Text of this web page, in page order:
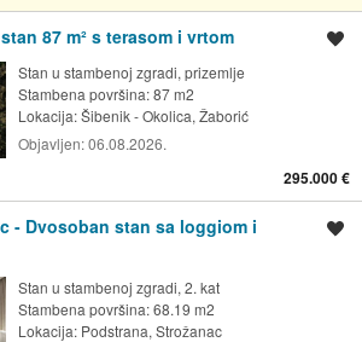
87 m² s terasom i vrtom
Stan u stambenoj zgradi, prizemlje
Stambena površina: 87 m2
Lokacija:Šibenik - Okolica, Žaborić
Objavljen:06.08.2026.
295.000 €
- Dvosoban stan sa loggiom i
Stan u stambenoj zgradi, 2. kat
Stambena površina: 68.19 m2
Lokacija: Podstrana, Strožanac